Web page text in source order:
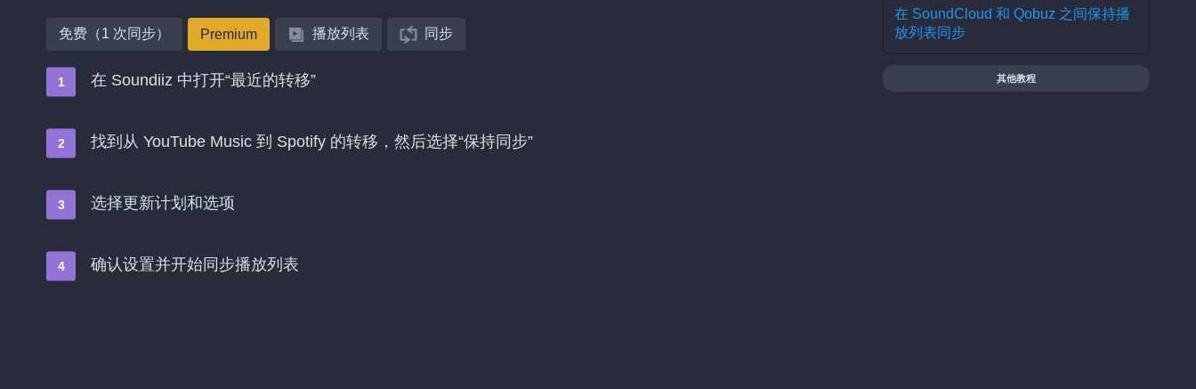
免费（1 次同步） Premium 播放列表 同步
在 Soundiiz 中打开“最近的转移”
找到从 YouTube Music 到 Spotify 的转移，然后选择“保持同步”
选择更新计划和选项
确认设置并开始同步播放列表
在 SoundCloud 和 Qobuz 之间保持播
放列表同步
其他教程